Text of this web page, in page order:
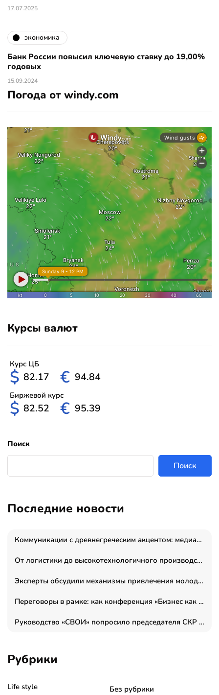
17.07.2025
экономика
Банк России повысил ключевую ставку до 19,00%
годовых
15.09.2024
Погода от windy.com
Курсы валют
Курс ЦБ
$ 82.17 € 94.84
Биржевой курс
$ 82.52 € 95.39
Поиск
Поиск
Последние новости
Коммуникации с древнегреческим акцентом: медиаменеджер и журналист Владимир Дергачев запустил коммуникационное агентство «Сократ 2.0»
От логистики до высокотехнологичного производства: как основатель “гагаринга” выстраивает экосистему безопасности и гражданских БПЛА
Эксперты обсудили механизмы привлечения молодых специалистов в промышленные города
Переговоры в рамке: как конференция «Бизнес как искусство» переформатирует деловой этикет в стенах ТПП РФ
Руководство «СВОИ» попросило председателя СКР дать правовую оценку обысков в тыловом штабе
Рубрики
Life style Без рубрики